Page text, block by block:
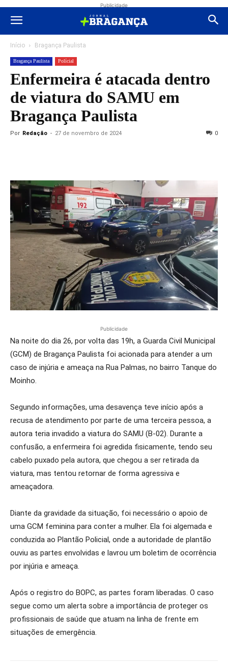
Publicidade
Início Bragança Paulista
Bragança Paulista Polícial
Enfermeira é atacada dentro
de viatura do SAMU em
Bragança Paulista
Por Redação - 27 de novembro de 2024 0
Publicidade
Na noite do dia 26, por volta das 19h, a Guarda Civil Municipal
(GCM) de Bragança Paulista foi acionada para atender a um
caso de injúria e ameaça na Rua Palmas, no bairro Tanque do
Moinho.
Segundo informações, uma desavença teve início após a
recusa de atendimento por parte de uma terceira pessoa, a
autora teria invadido a viatura do SAMU (B-02). Durante a
confusão, a enfermeira foi agredida fisicamente, tendo seu
cabelo puxado pela autora, que chegou a ser retirada da
viatura, mas tentou retornar de forma agressiva e
ameaçadora.
Diante da gravidade da situação, foi necessário o apoio de
uma GCM feminina para conter a mulher. Ela foi algemada e
conduzida ao Plantão Policial, onde a autoridade de plantão
ouviu as partes envolvidas e lavrou um boletim de ocorrência
por injúria e ameaça.
Após o registro do BOPC, as partes foram liberadas. O caso
segue como um alerta sobre a importância de proteger os
profissionais de saúde que atuam na linha de frente em
situações de emergência.